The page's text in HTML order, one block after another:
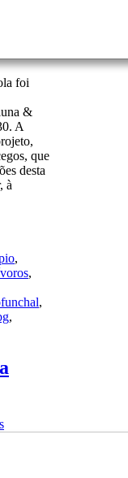
foi
&
A
que
desta
à
,
,
,
,